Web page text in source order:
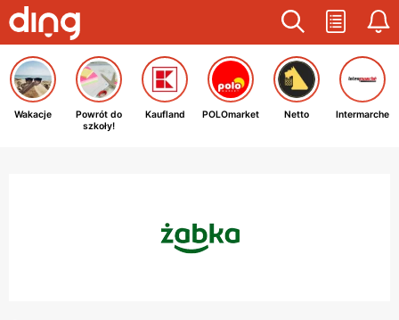
Wakacje
Powrót do
szkoły!
Kaufland POLOmarket Netto Intermarche